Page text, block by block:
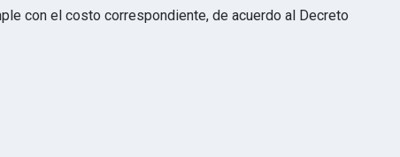
con el costo correspondiente, de acuerdo al Decreto